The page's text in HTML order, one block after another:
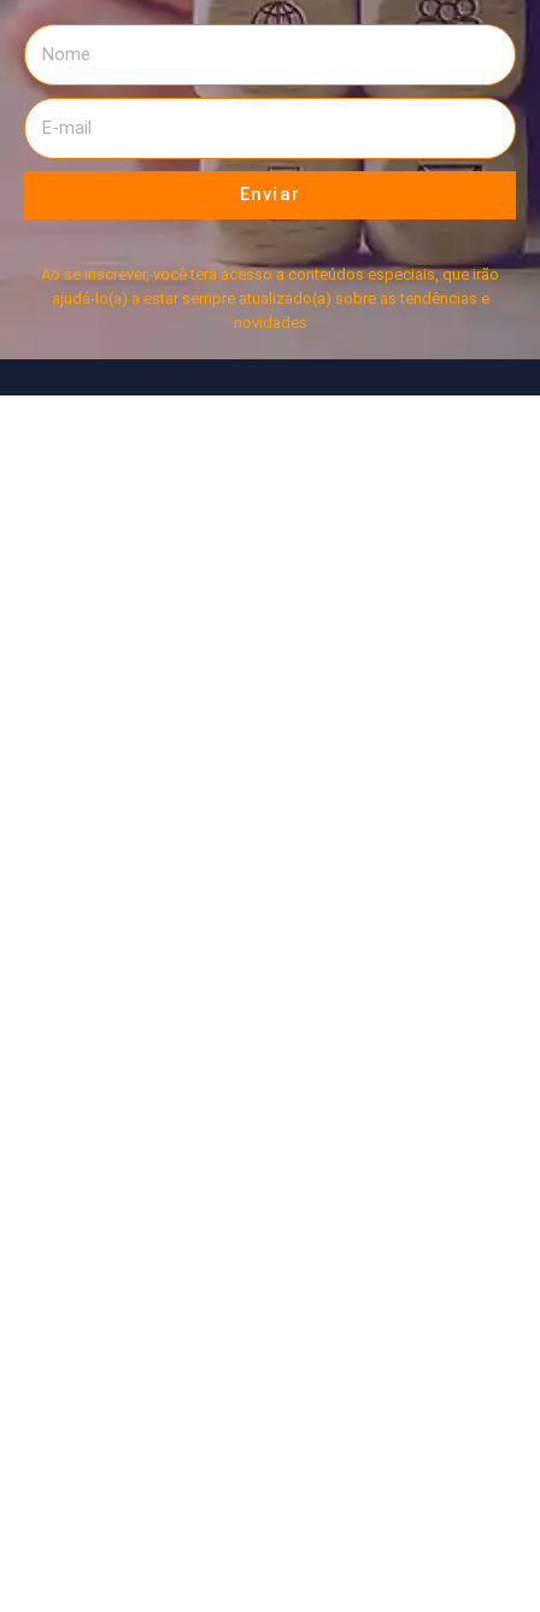
Enviar
Ao se inscrever, você terá acesso a conteúdos especiais, que irão
ajudá-lo(a) a estar sempre atualizado(a) sobre as tendências e
novidades